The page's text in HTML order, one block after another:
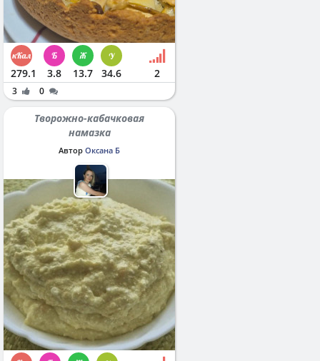
279.1 3.8 13.7 34.6 2
3 0
Творожно-кабачковая
намазка
Автор Оксана Б